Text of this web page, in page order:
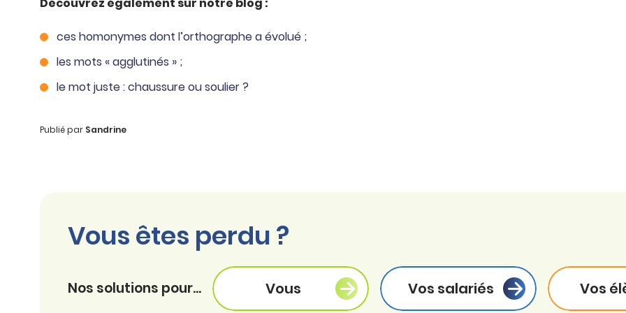
Découvrez également sur notre blog :
ces homonymes dont l’orthographe a évolué ;
les mots « agglutinés » ;
le mot juste : chaussure ou soulier ?
Publié par Sandrine
Vous êtes perdu ?
Nos solutions pour... Vous Vos salariés Vos